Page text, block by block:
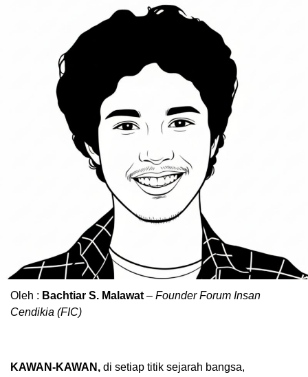
Oleh : Bachtiar S. Malawat – Founder Forum Insan
Cendikia (FIC)
KAWAN-KAWAN, di setiap titik sejarah bangsa,